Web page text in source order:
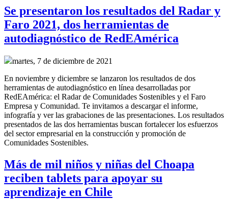
Se presentaron los resultados del Radar y
Faro 2021, dos herramientas de
autodiagnóstico de RedEAmérica
martes, 7 de diciembre de 2021
En noviembre y diciembre se lanzaron los resultados de dos
herramientas de autodiagnóstico en línea desarrolladas por
RedEAmérica: el Radar de Comunidades Sostenibles y el Faro
Empresa y Comunidad. Te invitamos a descargar el informe,
infografía y ver las grabaciones de las presentaciones. Los resultados
presentados de las dos herramientas buscan fortalecer los esfuerzos
del sector empresarial en la construcción y promoción de
Comunidades Sostenibles.
Más de mil niños y niñas del Choapa
reciben tablets para apoyar su
aprendizaje en Chile